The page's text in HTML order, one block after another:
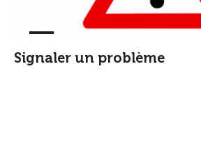
Signaler un problème